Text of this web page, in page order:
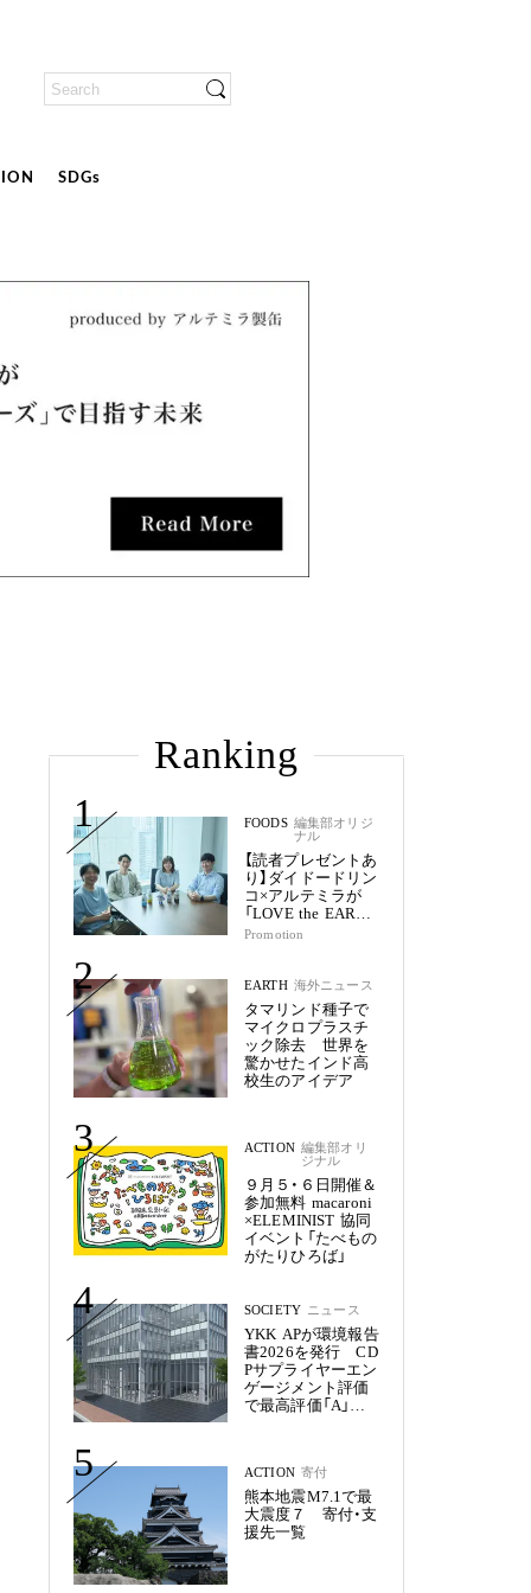
SDGs
Ranking
1
FOODS 編集部オリジ
ナル
【読者プレゼントあ
り】ダイドードリン
コ×アルテミラが
「LOVE the EARTH
シリーズ」で目指す
Promotion
2 EARTH 海外ニュース
タマリンド種子で
マイクロプラスチ
ック除去 世界を
驚かせたインド高
校生のアイデア
3 ACTION 編集部オリ
ジナル
９月５・６日開催＆
参加無料 macaroni
×ELEMINIST 協同
イベント「たべもの
がたりひろば」
4 SOCIETY ニュース
YKK APが環境報告
書2026を発行 CD
Pサプライヤーエン
ゲージメント評価
で最高評価「A」を
5 ACTION 寄付
熊本地震M7.1で最
大震度７ 寄付・支
援先一覧